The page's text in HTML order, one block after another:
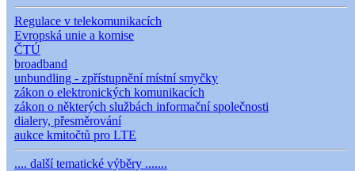
Regulace v telekomunikacích
Evropská unie a komise
ČTÚ
broadband
unbundling - zpřístupnění místní smyčky
zákon o elektronických komunikacích
zákon o některých službách informační společnosti
dialery, přesměrování
aukce kmitočtů pro LTE
.... další tematické výběry .......